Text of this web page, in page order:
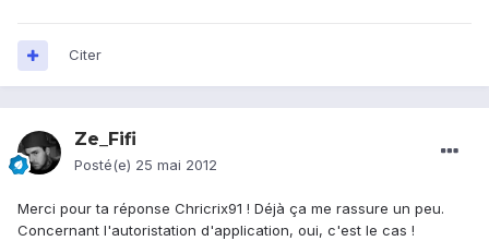
Citer
Ze_Fifi
Posté(e) 25 mai 2012
Merci pour ta réponse Chricrix91 ! Déjà ça me rassure un peu.
Concernant l'autoristation d'application, oui, c'est le cas !